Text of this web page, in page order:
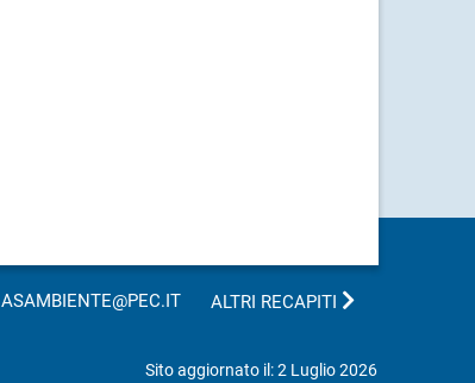
ASAMBIENTE@PEC.IT ALTRI RECAPITI
Sito aggiornato il: 2 Luglio 2026